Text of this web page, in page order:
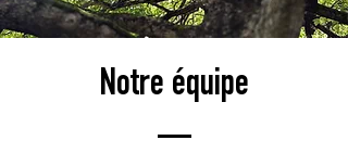
Notre équipe